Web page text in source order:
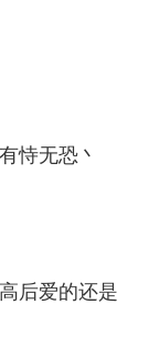
恃无恐丶
后爱的还是